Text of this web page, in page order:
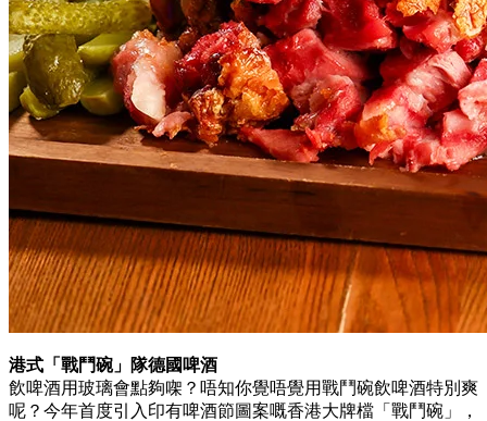
港式「戰鬥碗」隊德國啤酒
飲啤酒用玻璃會點夠㗎？唔知你覺唔覺用戰鬥碗飲啤酒特別爽
呢？今年首度引入印有啤酒節圖案嘅香港大牌檔「戰鬥碗」，